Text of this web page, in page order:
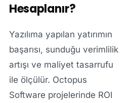
Hesaplanır?
Yazılıma yapılan yatırımın
başarısı, sunduğu verimlilik
artışı ve maliyet tasarrufu
ile ölçülür. Octopus
Software projelerinde ROI